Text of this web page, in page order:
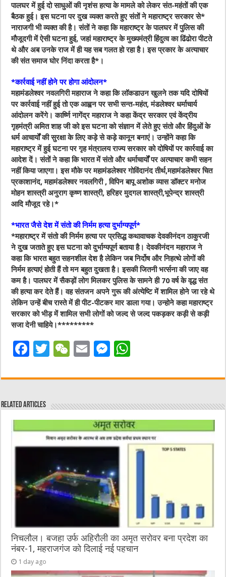
पालघर में हुई दो साधुओं की नृशंस हत्या के मामले को लेकर संत-महंतों की एक
बैठक हुई। इस घटना पर दुख व्यक्त करते हुए संतों ने महाराष्ट्र सरकार से*
नाराजगी भी व्यक्त की है। संतों ने कहा कि महाराष्ट्र के पालघर में पुलिस की
मौजूदगी में ऐसी घटना हुई, जहां महाराष्ट्र के मुख्यमंत्री हिंदुत्व का ढिंढोरा पीटते
थे और अब उनके राज में ही यह सब गलत हो रहा है। इस प्रकार के अत्याचार
की संत समाज घोर निंदा करता है*।
*कार्रवाई नहीं होने पर होगा आंदोलन*
महामंडलेश्वर नवलगिरी महाराज ने कहा कि लॉकडाउन खुलने तक यदि दोषियों
पर कार्रवाई नहीं हुई तो एक आह्वन पर सभी सन्त-महंत, मंडलेश्वर धर्माचार्य
आंदोलन करेंगे। कार्ष्णि नागेंद्र महाराज ने कहा केंद्र सरकार एवं केंद्रीय
गृहमंत्री अमित शाह जी को इस घटना को संज्ञान में लेते हुए संतो और हिंदुओं के
धर्म आचार्यों की सुरक्षा के लिए कड़े से कड़े कानून बनाएं। उन्होंने कहा कि
महाराष्ट्र में हुई घटना पर गृह मंत्रालय राज्य सरकार को दोषियों पर कार्रवाई का
आदेश दें। संतों ने कहा कि भारत में संतो और धर्माचार्यों पर अत्याचार कभी सहन
नहीं किया जाएगा। इस मौके पर महामंडलेश्वर गोविंदानंद तीर्थ,महामंडलेश्वर चित
प्रकाशानंद, महामंडलेश्वर नवलगिरी , विपिन बापू अशोक व्यास डॉक्टर मनोज
मोहन शास्त्री अनुराग कृष्ण शास्त्री, हरिहर मुदगल शास्त्री,भूपेन्द्र शास्त्री
आदि मौजूद रहे।*
*भारत जैसे देश में संतो की निर्मम हत्या दुर्भाग्यपूर्ण*
*महाराष्ट्र में संतो की निर्मम हत्या पर प्रसिद्ध कथावाचक देवकीनंदन ठाकुरजी
ने दुख जताते हुए इस घटना को दुर्भाग्यपूर्ण बताया है। देवकीनंदन महाराज ने
कहा कि भारत बहुत सहनशील देश है लेकिन जब निर्दोष और निहत्थे लोगों की
निर्मम हत्याएं होती हैं तो मन बहुत दुखता है। इसकी जितनी भर्त्सना की जाए वह
कम है। पालघर में सैकड़ों लोग मिलकर पुलिस के सामने ही 70 वर्ष के वृद्ध संत
की हत्या कर देते हैं। वह संतजन अपने गुरू की अंत्येष्टि में शामिल होने जा रहे थे
लेकिन उन्हें बीच रास्ते में ही पीट-पीटकर मार डाला गया। उन्होने कहा महाराष्ट्र
सरकार को भीड़ में शामिल सभी लोगों को जल्द से जल्द पकड़कर कड़ी से कड़ी
सजा देनी चाहिये।*********
F
c
e
b
o
o
T
it
r
W
C
at
E
ai
M
ss
n
g
er
at
A
p
p
Related Articles
निचलौल। बजहा उर्फ अहिरौली का अमृत सरोवर बना प्रदेश का
नंबर-1, महराजगंज को दिलाई नई पहचान
1 day ago